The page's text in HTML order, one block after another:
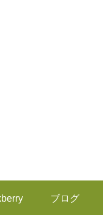
ブログ